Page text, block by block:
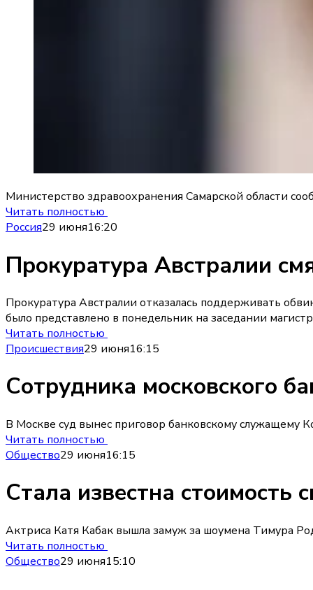
Министерство здравоохранения Самарской области
Читать полностью
Россия29 июня16:20
Прокуратура Австралии
Прокуратура Австралии отказалась поддерживать
было представлено в понедельник на заседании
Читать полностью
Происшествия29 июня16:15
Сотрудника московского
В Москве суд вынес приговор банковскому служащему
Читать полностью
Общество29 июня16:15
Стала известна стоимость
Актриса Катя Кабак вышла замуж за шоумена Тимура
Читать полностью
Общество29 июня15:10